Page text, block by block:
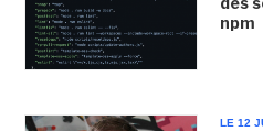
npm
LE 12